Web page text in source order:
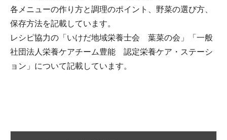
各メニューの作り方と調理のポイント、野菜の選び方、
保存方法を記載しています。
レシピ協力の「いけだ地域栄養士会 葉菜の会」「一般
社団法人栄養ケアチーム豊能 認定栄養ケア・ステーシ
ョン」について記載しています。